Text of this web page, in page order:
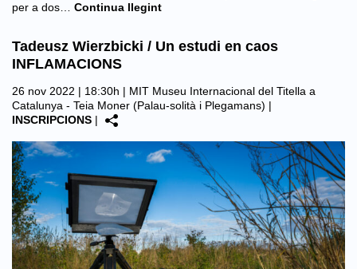
per a dos…
Continua llegint
Tadeusz Wierzbicki / Un estudi en caos
INFLAMACIONS
26 nov 2022 | 18:30h | MIT Museu Internacional del Titella a
Catalunya - Teia Moner (Palau-solità i Plegamans) |
INSCRIPCIONS |